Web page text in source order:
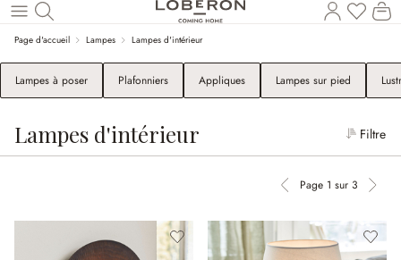
Revenir au contenu principal
Page d'accueil Lampes Lampes d'intérieur
Lampes à poser Plafonniers Appliques Lampes sur pied
Lampes d'intérieur Filtre
Page 1 sur 3